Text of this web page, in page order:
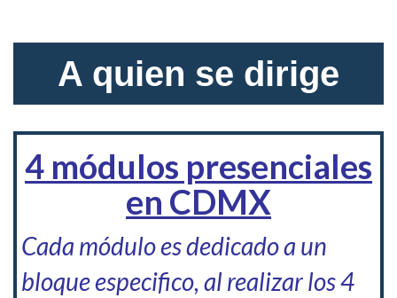
A quien se dirige
4 módulos presenciales
en CDMX
Cada módulo es dedicado a un
bloque especifico, al realizar los 4